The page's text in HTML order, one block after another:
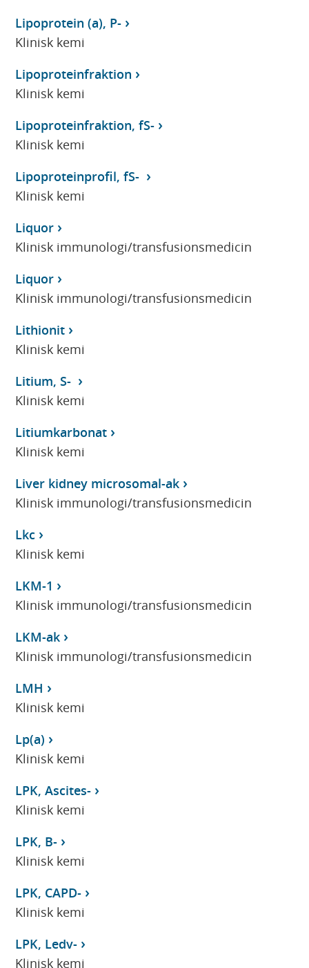
Lipoprotein (a), P-
Klinisk kemi
Lipoproteinfraktion
Klinisk kemi
Lipoproteinfraktion, fS-
Klinisk kemi
Lipoproteinprofil, fS-
Klinisk kemi
Liquor
Klinisk immunologi/transfusionsmedicin
Liquor
Klinisk immunologi/transfusionsmedicin
Lithionit
Klinisk kemi
Litium, S-
Klinisk kemi
Litiumkarbonat
Klinisk kemi
Liver kidney microsomal-ak
Klinisk immunologi/transfusionsmedicin
Lkc
Klinisk kemi
LKM-1
Klinisk immunologi/transfusionsmedicin
LKM-ak
Klinisk immunologi/transfusionsmedicin
LMH
Klinisk kemi
Lp(a)
Klinisk kemi
LPK, Ascites-
Klinisk kemi
LPK, B-
Klinisk kemi
LPK, CAPD-
Klinisk kemi
LPK, Ledv-
Klinisk kemi